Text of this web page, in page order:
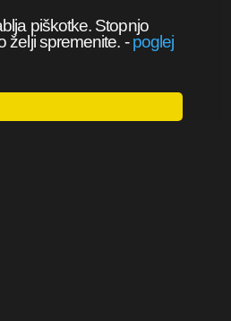
piškotke. Stopnjo
želji spremenite. -poglej